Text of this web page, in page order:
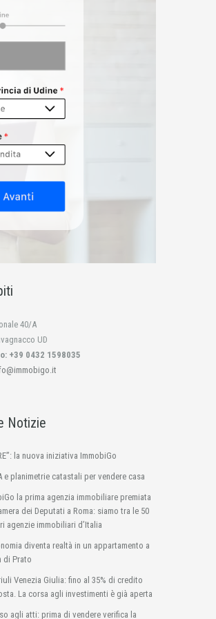
40/A
UD
+39 0432 1598035
Notizie
la nuova iniziativa ImmobiGo
e planimetrie catastali per vendere casa
la prima agenzia immobiliare premiata
dei Deputati a Roma: siamo tra le 50
agenzie immobiliari d’Italia
diventa realtà in un appartamento a
di Prato
Venezia Giulia: fino al 35% di credito
La corsa agli investimenti è già aperta
agli atti: prima di vendere verifica la